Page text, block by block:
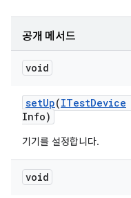
공개 메서드
void
setUp(ITestDevice
Info)
기기를 설정합니다.
void